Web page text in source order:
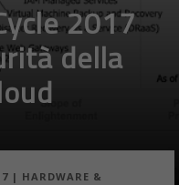
2017
della
| HARDWARE &